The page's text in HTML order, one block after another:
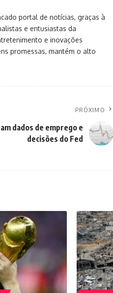
portal de notícias, graças à
e entusiastas da
e inovações
promessas, mantém o alto
PRÓXIMO
dados de emprego e
decisões do Fed